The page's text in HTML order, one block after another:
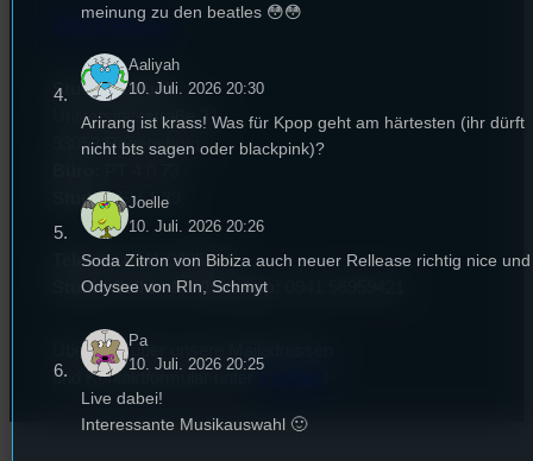
EPK & Presse
Studentenfunk
Universitätsstraße 31
93053 Regensburg
Studio:SH 1.39
Telefon:0941 9435784
Studio Call-In & WhatsApp:
Überblick über unsere Mailadressen
und Kontaktformular unter
meinung zu den beatles 😳😳
Aaliyah
10. Juli. 2026 20:30
Arirang ist krass! Was für Kpop geht am härtesten (ihr dürft
nicht bts sagen oder blackpink)?
Joelle
10. Juli. 2026 20:26
Soda Zitron von Bibiza auch neuer Rellease richtig nice und
Odysee von RIn, Schmyt
Pa
10. Juli. 2026 20:25
Live dabei!
Interessante Musikauswahl 🙂